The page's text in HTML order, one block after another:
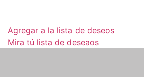
Agregar a la lista de deseos
Mira tú lista de deseaos